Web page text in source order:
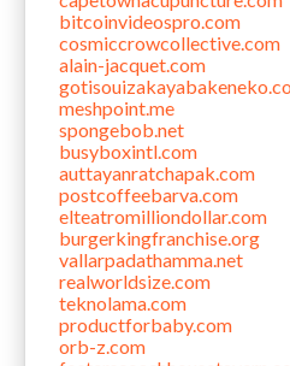
bitcoinvideospro.com
cosmiccrowcollective.com
alain-jacquet.com
meshpoint.me
spongebob.net
busyboxintl.com
auttayanratchapak.com
postcoffeebarva.com
elteatromilliondollar.com
burgerkingfranchise.org
vallarpadathamma.net
realworldsize.com
teknolama.com
productforbaby.com
orb-z.com